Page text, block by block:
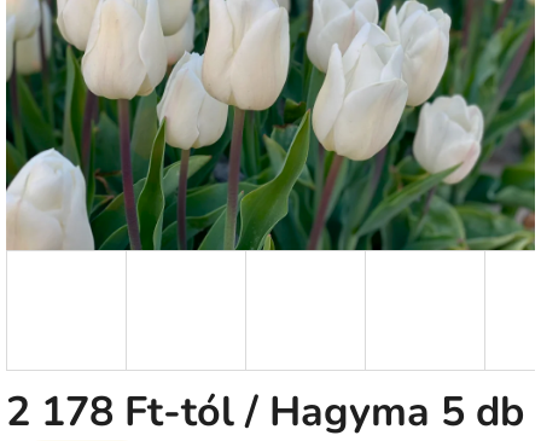
csillag.
2 178 Ft-tól/ Hagyma 5 db